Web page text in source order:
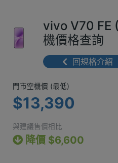
vivo V70 FE
機價格查詢
回規格介紹
門市空機價 (
門市空機價 (最低)
$13,390
與建議售價相比
降價 $6,600